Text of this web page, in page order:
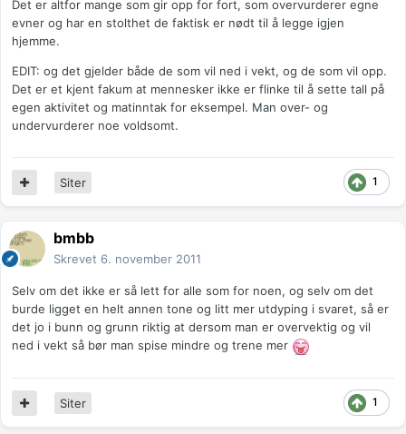
Det er altfor mange som gir opp for fort, som overvurderer egne
evner og har en stolthet de faktisk er nødt til å legge igjen
hjemme.
EDIT: og det gjelder både de som vil ned i vekt, og de som vil opp.
Det er et kjent fakum at mennesker ikke er flinke til å sette tall på
egen aktivitet og matinntak for eksempel. Man over- og
undervurderer noe voldsomt.
1
Siter
bmbb
Skrevet 6. november 2011
Selv om det ikke er så lett for alle som for noen, og selv om det
burde ligget en helt annen tone og litt mer utdyping i svaret, så er
det jo i bunn og grunn riktig at dersom man er overvektig og vil
ned i vekt så bør man spise mindre og trene mer
1
Siter